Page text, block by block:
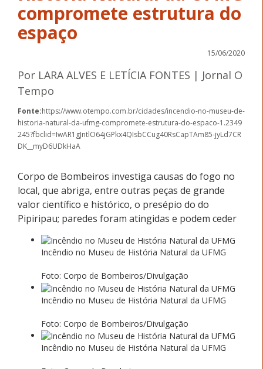
compromete estrutura do
espaço
15/06/2020
Por LARA ALVES E LETÍCIA FONTES | Jornal O
Tempo
Fonte:https://www.otempo.com.br/cidades/incendio-no-museu-de-
historia-natural-da-ufmg-compromete-estrutura-do-espaco-1.2349
245?fbclid=IwAR1gJntlO64jGPkx4QIsbCCug40RsCapTAm85-jyLd7CR
DK__myD6UDkHaA
Corpo de Bombeiros investiga causas do fogo no
local, que abriga, entre outras peças de grande
valor científico e histórico, o presépio do do
Pipiripau; paredes foram atingidas e podem ceder
Incêndio no Museu de História Natural da UFMG
Foto: Corpo de Bombeiros/Divulgação
Incêndio no Museu de História Natural da UFMG
Foto: Corpo de Bombeiros/Divulgação
Incêndio no Museu de História Natural da UFMG